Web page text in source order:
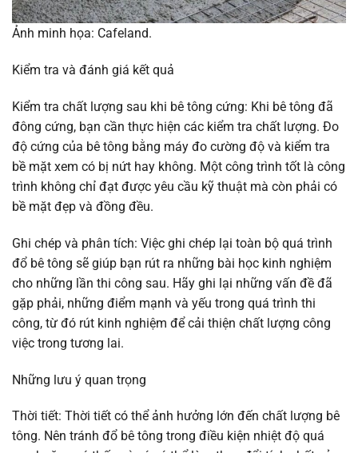
Ảnh minh họa: Cafeland.
Kiểm tra và đánh giá kết quả
Kiểm tra chất lượng sau khi bê tông cứng: Khi bê tông đã
đông cứng, bạn cần thực hiện các kiểm tra chất lượng. Đo
độ cứng của bê tông bằng máy đo cường độ và kiểm tra
bề mặt xem có bị nứt hay không. Một công trình tốt là công
trình không chỉ đạt được yêu cầu kỹ thuật mà còn phải có
bề mặt đẹp và đồng đều.
Ghi chép và phân tích: Việc ghi chép lại toàn bộ quá trình
đổ bê tông sẽ giúp bạn rút ra những bài học kinh nghiệm
cho những lần thi công sau. Hãy ghi lại những vấn đề đã
gặp phải, những điểm mạnh và yếu trong quá trình thi
công, từ đó rút kinh nghiệm để cải thiện chất lượng công
việc trong tương lai.
Những lưu ý quan trọng
Thời tiết: Thời tiết có thể ảnh hưởng lớn đến chất lượng bê
tông. Nên tránh đổ bê tông trong điều kiện nhiệt độ quá